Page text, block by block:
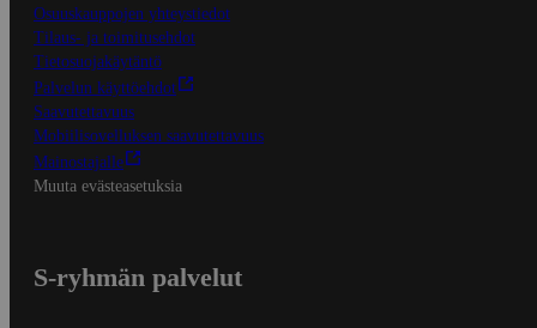
Osuuskauppojen yhteystiedot
Tilaus- ja toimitusehdot
Tietosuojakäytäntö
Palvelun käyttöehdot
Saavutettavuus
Mobiilisovelluksen saavutettavuus
Mainostajalle
Muuta evästeasetuksia
S-ryhmän palvelut